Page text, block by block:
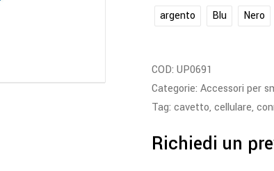
argento
Blu Nero
COD: UP0691
Categorie: Accessori per
Tag: cavetto, cellulare,
Richiedi un